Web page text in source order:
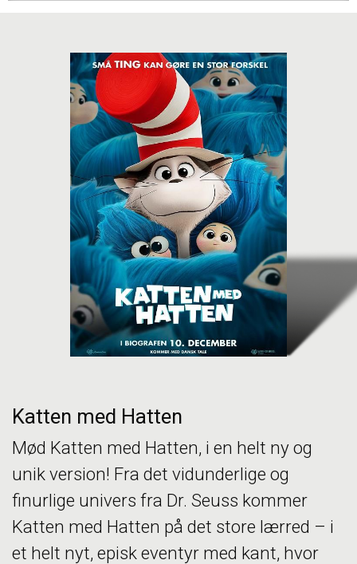
Katten med Hatten
Mød Katten med Hatten, i en helt ny og
unik version! Fra det vidunderlige og
finurlige univers fra Dr. Seuss kommer
Katten med Hatten på det store lærred – i
et helt nyt, episk eventyr med kant, hvor